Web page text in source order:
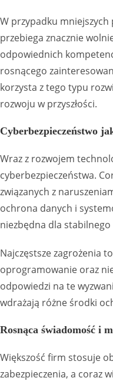
W przypadku
przebiega znacznie
odpowiednich
rosnącego
korzysta z tego typu
rozwoju w przyszłości.
Cyberbezpieczeństwo
Wraz z rozwojem
cyberbezpieczeństwa.
związanych z
ochrona danych i
niezbędna dla
Najczęstsze zagrożenia
oprogramowanie oraz
odpowiedzi na te
wdrażają różne środki
Rosnąca świadomość i
Większość firm stosuje
zabezpieczenia, a coraz